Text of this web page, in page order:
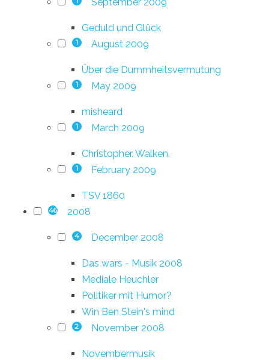
Geduld und Glück
1 August 2009
Über die Dummheitsvermutung
1 May 2009
misheard
1 March 2009
Christopher. Walken.
1 February 2009
TSV 1860
46 2008
4 December 2008
Das wars - Musik 2008
Mediale Heuchler
Politiker mit Humor?
Win Ben Stein's mind
2 November 2008
Novembermusik